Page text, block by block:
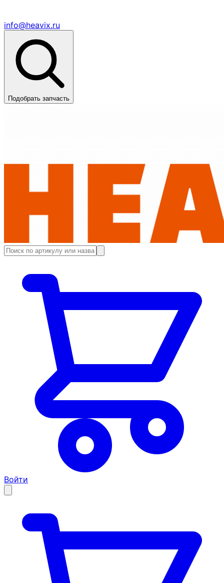
info@heavix.ru
Подобрать запчасть
Войти